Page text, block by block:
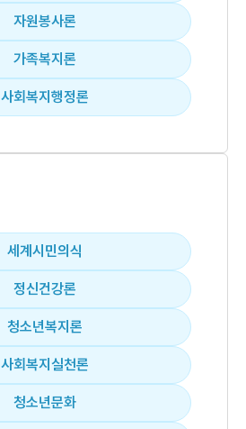
자원봉사론
가족복지론
사회복지행정론
세계시민의식
정신건강론
청소년복지론
사회복지실천론
청소년문화